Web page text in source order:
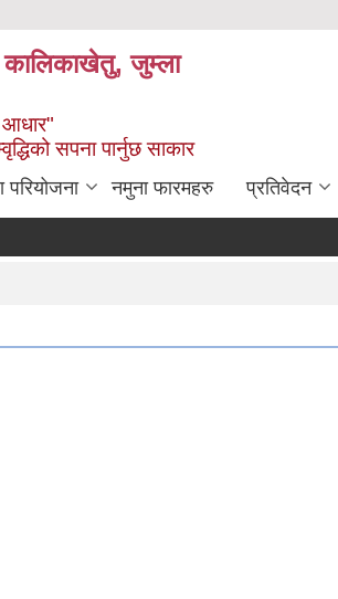
कालिकाखेतु, जुम्ला
आधार"
सपना पार्नुछ साकार
परियोजना नमुना फारमहरु प्रतिवेदन